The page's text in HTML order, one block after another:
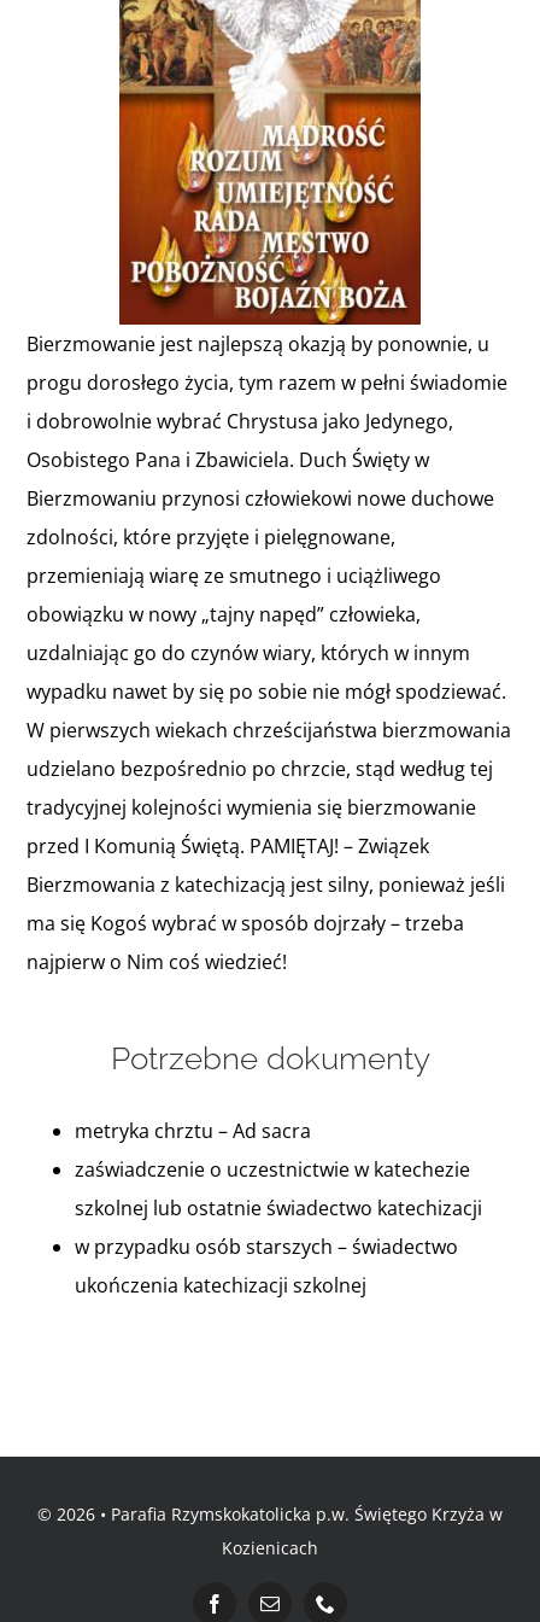
Informacje i media katolickie
Nasza parafia i lokalne wspólnoty
Zamówienia Publiczne
Kontakt
Bierzmowanie jest najlepszą okazją by ponownie, u
progu dorosłego życia, tym razem w pełni świadomie
i dobrowolnie wybrać Chrystusa jako Jedynego,
Osobistego Pana i Zbawiciela. Duch Święty w
Bierzmowaniu przynosi człowiekowi nowe duchowe
zdolności, które przyjęte i pielęgnowane,
przemieniają wiarę ze smutnego i uciążliwego
obowiązku w nowy „tajny napęd” człowieka,
uzdalniając go do czynów wiary, których w innym
wypadku nawet by się po sobie nie mógł spodziewać.
W pierwszych wiekach chrześcijaństwa bierzmowania
udzielano bezpośrednio po chrzcie, stąd według tej
tradycyjnej kolejności wymienia się bierzmowanie
przed I Komunią Świętą. PAMIĘTAJ! – Związek
Bierzmowania z katechizacją jest silny, ponieważ jeśli
ma się Kogoś wybrać w sposób dojrzały – trzeba
najpierw o Nim coś wiedzieć!
Potrzebne dokumenty
metryka chrztu – Ad sacra
zaświadczenie o uczestnictwie w katechezie
szkolnej lub ostatnie świadectwo katechizacji
w przypadku osób starszych – świadectwo
ukończenia katechizacji szkolnej
© 2026 • Parafia Rzymskokatolicka p.w. Świętego Krzyża w
Kozienicach